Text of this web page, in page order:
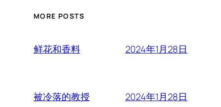
MORE POSTS
鲜花和香料 2024年1月28日
被冷落的教授 2024年1月28日